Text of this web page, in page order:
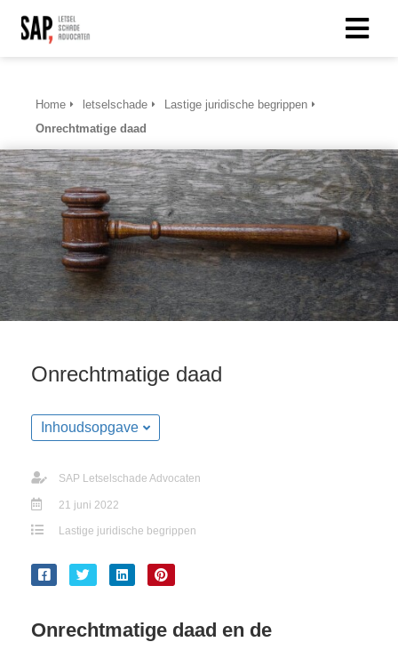
Home letselschade
Lastige juridische begrippen
Onrechtmatige daad
Onrechtmatige daad
Inhoudsopgave
SAP Letselschade Advocaten
21 juni 2022
Lastige juridische begrippen
Onrechtmatige daad en de